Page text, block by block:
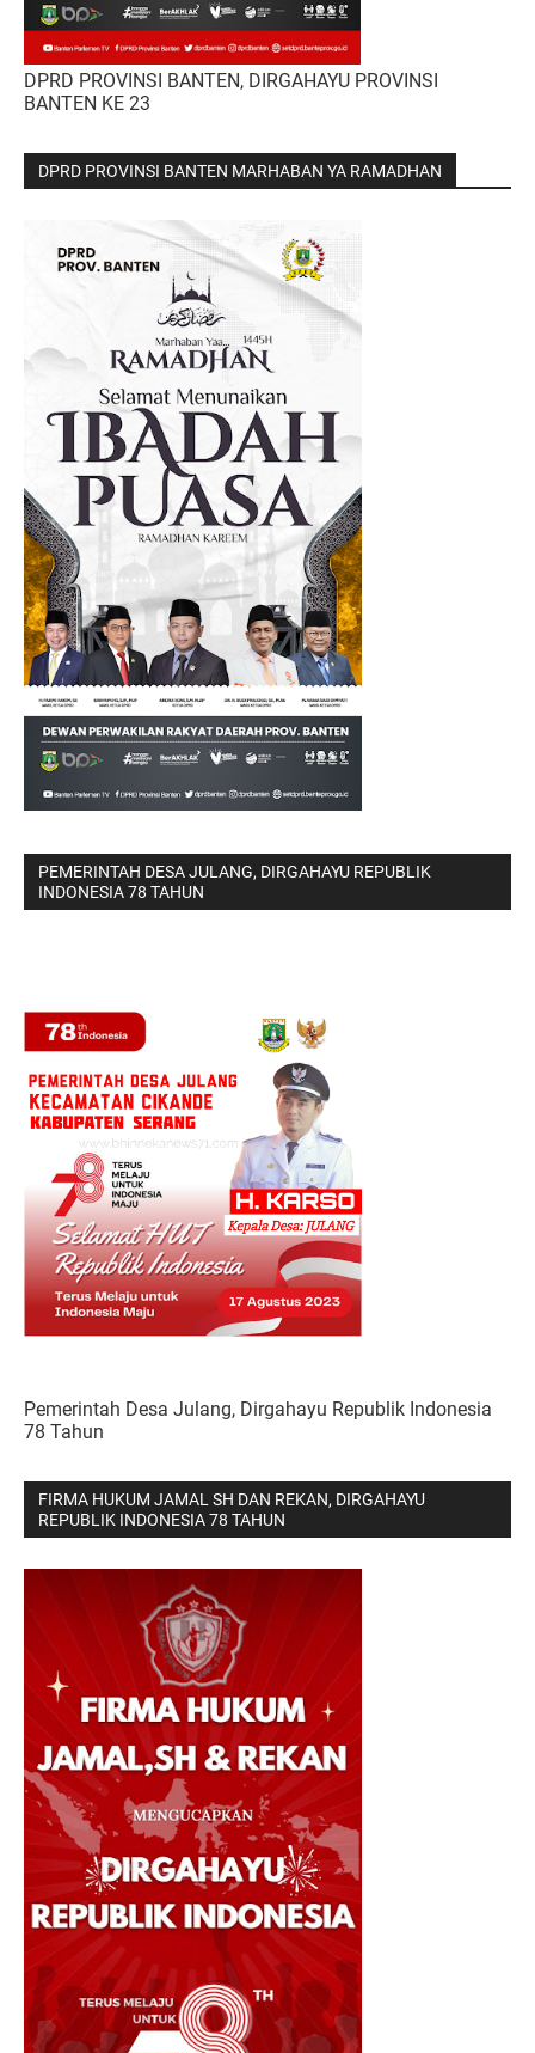
DPRD PROVINSI BANTEN, DIRGAHAYU PROVINSI
BANTEN KE 23
DPRD PROVINSI BANTEN MARHABAN YA RAMADHAN
PEMERINTAH DESA JULANG, DIRGAHAYU REPUBLIK
INDONESIA 78 TAHUN
Pemerintah Desa Julang, Dirgahayu Republik Indonesia
78 Tahun
FIRMA HUKUM JAMAL SH DAN REKAN, DIRGAHAYU
REPUBLIK INDONESIA 78 TAHUN